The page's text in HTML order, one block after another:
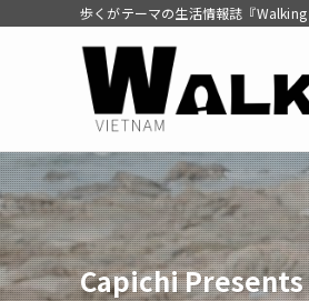
歩くがテーマの生活情報誌『
Capichi Presents